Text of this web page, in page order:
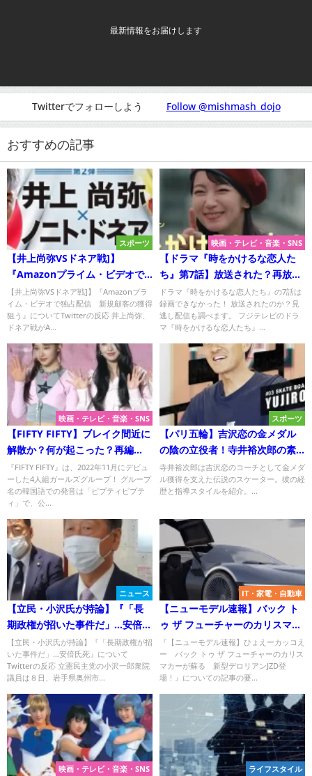
最新情報をお届けします
Twitterでフォローしよう Follow @mishmash_dojo
おすすめの記事
スポーツ
【井上尚弥VSドネア戦]】
『Amazonプライム・ビデオで
独占配信 新規顧客の獲得狙
う』について
【井上尚弥VSドネア戦]】『Amazonプラ
イム・ビデオで独占配信 新規顧客の獲得
狙う』についてTwitterの反応 井上尚弥、
ドネア戦がA...
映画・テレビ・音楽・SNS
【ドラマ『時をかけるな恋人た
ち』第7話】放送された？再放送
はいつ？を調査！
ドラマ『時をかけるな恋人たち』の7話は
録画できなかった！ 放送されたのか？見
逃し配信も調べます。 フジテレビのドラ
マ『時をかけるな恋人たち』...
映画・テレビ・音楽・SNS
【FIFTY FIFTY】ブレイク間近に
解散か？何が起こった？再編
も！
『FIFTY FIFTY』は、2022年11月にデビュ
ーした4人組ガールズグループ！ グループ
名の韓国語での発音は「ピプティピプテ
ィ」で、公...
スポーツ
【パリ五輪】吉沢恋の金メダル
の陰の立役者！寺井裕次郎の素
顔と功績
寺井裕次郎は吉沢恋のコーチとして金メダ
ル獲得を支えた伝説のスケーター。彼の経
歴と指導スタイルを紹介。...
ニュース
【立民・小沢氏が持論】『「長
期政権が招いた事件だ」…安倍氏
死』についてTwitterの反応
【立民・小沢氏が持論】『「長期政権が招
いた事件だ」…安倍氏死』について
Twitterの反応 立憲民主党の小沢一郎衆院
議員は８日、岩手県奥州市...
IT・家電・自動車
【ニューモデル速報】バック ト
ゥ ザ フューチャーのカリスマカ
ーが蘇る 新型デロリアンJZD登
場！
『【ニューモデル速報】ひょえーカッコえ
ー バック トゥ ザ フューチャーのカリス
マカーが蘇る 新型デロリアンJZD登
場！』についての記事の要...
映画・テレビ・音楽・SNS ライフスタイル